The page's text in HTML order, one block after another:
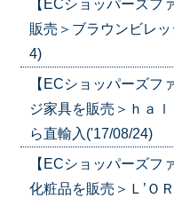
【ECショッパーズ
販売＞ブラウンビレ
4)
【ECショッパーズ
ジ家具を販売＞ｈａ
ら直輸入('17/08/24)
【ECショッパーズ
化粧品を販売＞Ｌ’Ｏ